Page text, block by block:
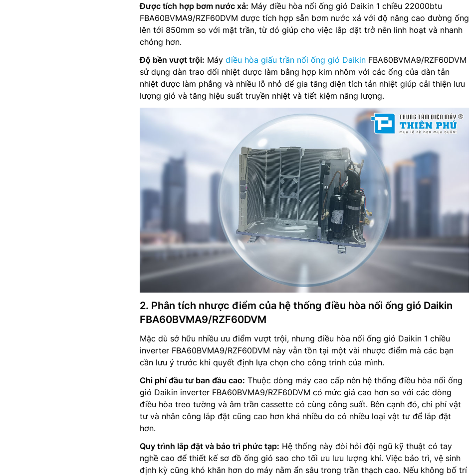
Được tích hợp bơm nước xả: Máy điều hòa nối ống gió Daikin 1 chiều 22000btu
FBA60BVMA9/RZF60DVM được tích hợp sẵn bơm nước xả với độ nâng cao đường ống
lên tới 850mm so với mặt trần, từ đó giúp cho việc lắp đặt trở nên linh hoạt và nhanh
chóng hơn.
Độ bền vượt trội: Máy điều hòa giấu trần nối ống gió Daikin FBA60BVMA9/RZF60DVM
sử dụng dàn trao đổi nhiệt được làm bằng hợp kim nhôm với các ống của dàn tản
nhiệt được làm phẳng và nhiều lỗ nhỏ để gia tăng diện tích tản nhiệt giúp cải thiện lưu
lượng gió và tăng hiệu suất truyền nhiệt và tiết kiệm năng lượng.
2. Phân tích nhược điểm của hệ thống điều hòa nối ống gió Daikin
FBA60BVMA9/RZF60DVM
Mặc dù sở hữu nhiều ưu điểm vượt trội, nhưng điều hòa nối ống gió Daikin 1 chiều
inverter FBA60BVMA9/RZF60DVM này vẫn tồn tại một vài nhược điểm mà các bạn
cần lưu ý trước khi quyết định lựa chọn cho công trình của mình.
Chi phí đầu tư ban đầu cao: Thuộc dòng máy cao cấp nên hệ thống điều hòa nối ống
gió Daikin inverter FBA60BVMA9/RZF60DVM có mức giá cao hơn so với các dòng
điều hòa treo tường và âm trần cassette có cùng công suất. Bên cạnh đó, chi phí vật
tư và nhân công lắp đặt cũng cao hơn khá nhiều do có nhiều loại vật tư để lắp đặt
hơn.
Quy trình lắp đặt và bảo trì phức tạp: Hệ thống này đòi hỏi đội ngũ kỹ thuật có tay
nghề cao để thiết kế sơ đồ ống gió sao cho tối ưu lưu lượng khí. Việc bảo trì, vệ sinh
định kỳ cũng khó khăn hơn do máy nằm ẩn sâu trong trần thạch cao. Nếu không bố trí